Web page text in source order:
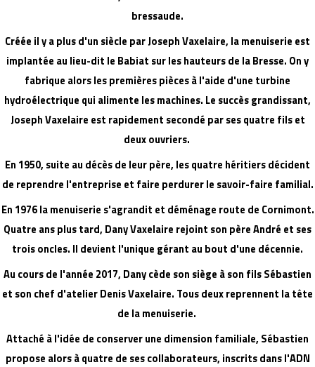
bressaude.
Créée il y a plus d'un siècle par Joseph Vaxelaire, la menuiserie est
implantée au lieu-dit le Babiat sur les hauteurs de la Bresse. On y
fabrique alors les premières pièces à l'aide d'une turbine
hydroélectrique qui alimente les machines. Le succès grandissant,
Joseph Vaxelaire est rapidement secondé par ses quatre fils et
deux ouvriers.
En 1950, suite au décès de leur père, les quatre héritiers décident
de reprendre l'entreprise et faire perdurer le savoir-faire familial.
En 1976 la menuiserie s'agrandit et déménage route de Cornimont.
Quatre ans plus tard, Dany Vaxelaire rejoint son père André et ses
trois oncles. Il devient l'unique gérant au bout d'une décennie.
Au cours de l'année 2017, Dany cède son siège à son fils Sébastien
et son chef d'atelier Denis Vaxelaire. Tous deux reprennent la tête
de la menuiserie.
Attaché à l'idée de conserver une dimension familiale, Sébastien
propose alors à quatre de ses collaborateurs, inscrits dans l'ADN